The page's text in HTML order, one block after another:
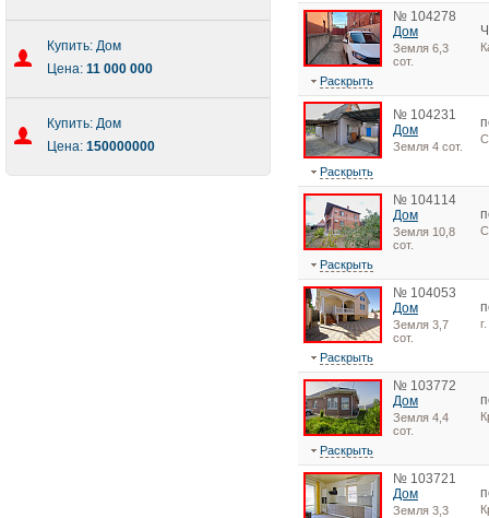
Купить: Дом
Цена: 11 000 000
Купить: Дом
Цена: 150000000
№ 104278
Дом
Земля 6,3
сот.
Раскрыть
№ 104231
Дом
Земля 4 сот.
Раскрыть
№ 104114
Дом
Земля 10,8
сот.
Раскрыть
№ 104053
Дом
Земля 3,7
сот.
Раскрыть
№ 103772
Дом
Земля 4,4
сот.
Раскрыть
№ 103721
Дом
Земля 3,3